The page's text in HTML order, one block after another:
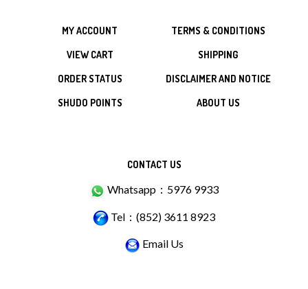
MY ACCOUNT
VIEW CART
ORDER STATUS
SHUDO POINTS
TERMS & CONDITIONS
SHIPPING
DISCLAIMER AND NOTICE
ABOUT US
CONTACT US
Whatsapp：5976 9933
Tel：(852) 3611 8923
Email Us